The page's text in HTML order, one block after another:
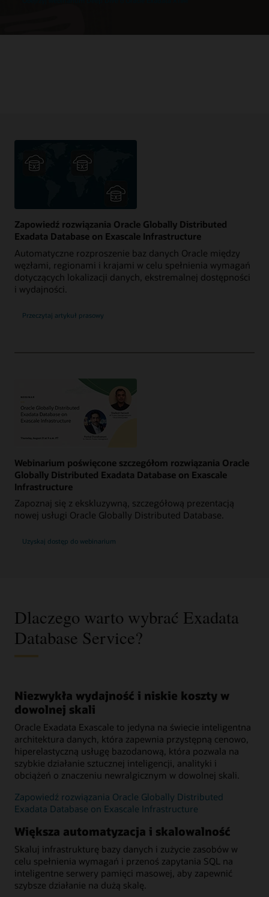
Zapowiedź rozwiązania Oracle Globally Distributed
Exadata Database on Exascale Infrastructure
Automatyczne rozproszenie baz danych Oracle między
węzłami, regionami i krajami w celu spełnienia wymagań
dotyczących lokalizacji danych, ekstremalnej dostępności
i wydajności.
Przeczytaj artykuł prasowy
Webinarium poświęcone szczegółom rozwiązania Oracle
Globally Distributed Exadata Database on Exascale
Infrastructure
Zapoznaj się z ekskluzywną, szczegółową prezentacją
nowej usługi Oracle Globally Distributed Database.
Uzyskaj dostęp do webinarium
Dlaczego warto wybrać Exadata
Database Service?
Niezwykła wydajność i niskie koszty w
dowolnej skali
Oracle Exadata Exascale to jedyna na świecie inteligentna
architektura danych, która zapewnia przystępną cenowo,
hiperelastyczną usługę bazodanową, która pozwala na
szybkie działanie sztucznej inteligencji, analityki i
obciążeń o znaczeniu newralgicznym w dowolnej skali.
Zapowiedź rozwiązania Oracle Globally Distributed
Exadata Database on Exascale Infrastructure
Większa automatyzacja i skalowalność
Skaluj infrastrukturę bazy danych i zużycie zasobów w
celu spełnienia wymagań i przenoś zapytania SQL na
inteligentne serwery pamięci masowej, aby zapewnić
szybsze działanie na dużą skalę.